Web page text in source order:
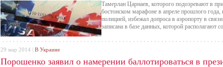
Тамерлан Царнаев, которого подозревают в
бостонском марафоне в апреле прошлого года,
полицией, избежал допроса в аэропорту в
записана в базе данных, которой располагают
Порошенко заявил о намерении баллотироваться в
29 мар 2014 | В Украине